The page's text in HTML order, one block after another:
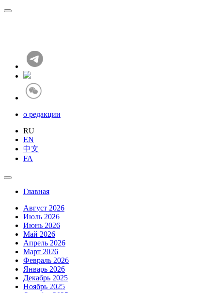
о редакции
RU
EN
中文
FA
Главная
Август 2026
Июль 2026
Июнь 2026
Май 2026
Апрель 2026
Март 2026
Февраль 2026
Январь 2026
Декабрь 2025
Ноябрь 2025